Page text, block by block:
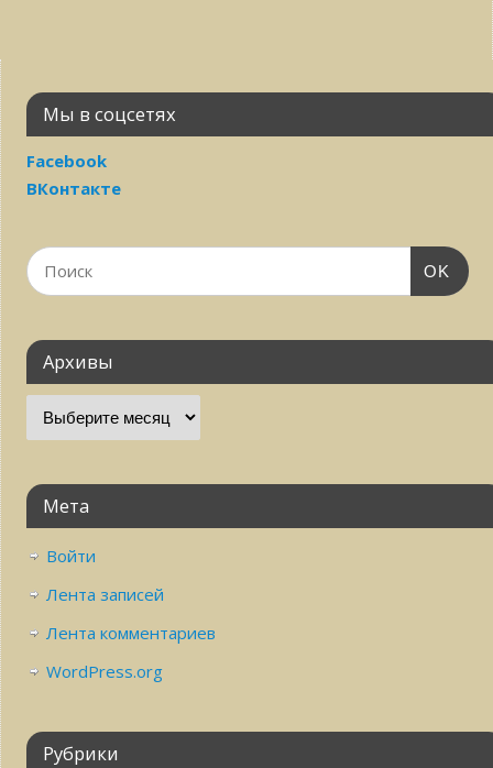
Мы в соцсетях
Facebook
ВКонтакте
OK
Архивы
Мета
Войти
Лента записей
Лента комментариев
WordPress.org
Рубрики